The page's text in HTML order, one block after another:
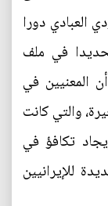
العبادي دورا
في ملف
المعنيين في
والتي كانت
تكافؤ في
للإيرانيين